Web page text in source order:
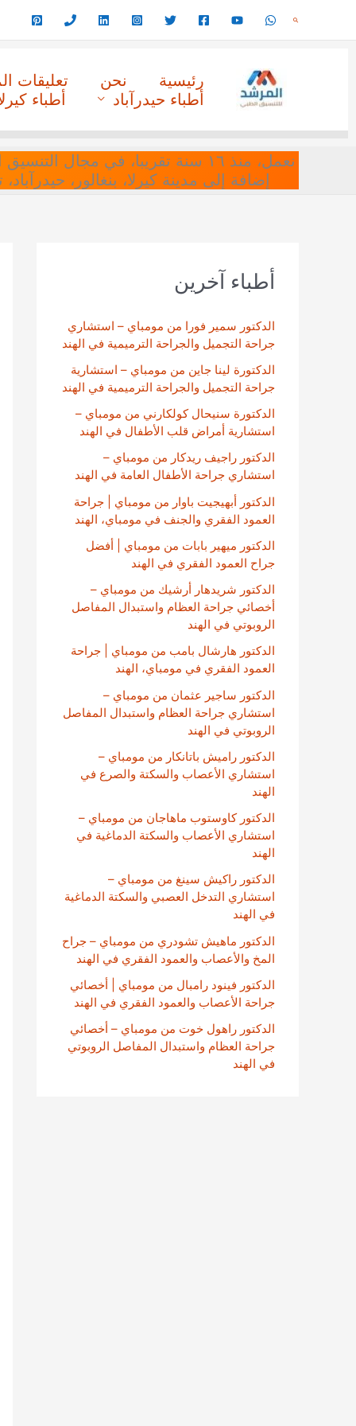
البحث
رئيسية نحن
تعليقات
أطباء حيدرآباد
أطباء
نعمل، منذ ١٦ سنة تقريبا، في
إضافة إلى مدينة كيرلا، بنغالور،
أطباء آخرين
الدكتور سمير فورا من مومباي – استشاري
جراحة التجميل والجراحة الترميمية في الهند
الدكتورة لينا جاين من مومباي – استشارية
جراحة التجميل والجراحة الترميمية في الهند
الدكتورة سنيحال كولكارني من مومباي –
استشارية أمراض قلب الأطفال في الهند
الدكتور راجيف ريدكار من مومباي –
استشاري جراحة الأطفال العامة في الهند
الدكتور أبهيجيت باوار من مومباي | جراحة
العمود الفقري والجنف في مومباي، الهند
الدكتور ميهير بابات من مومباي | أفضل
جراح العمود الفقري في الهند
الدكتور شريدهار أرشيك من مومباي –
أخصائي جراحة العظام واستبدال المفاصل
الروبوتي في الهند
الدكتور هارشال بامب من مومباي | جراحة
العمود الفقري في مومباي، الهند
الدكتور ساجير عثمان من مومباي –
استشاري جراحة العظام واستبدال المفاصل
الروبوتي في الهند
الدكتور راميش باتانكار من مومباي –
استشاري الأعصاب والسكتة والصرع في
الهند
الدكتور كاوستوب ماهاجان من مومباي –
استشاري الأعصاب والسكتة الدماغية في
الهند
الدكتور راكيش سينغ من مومباي –
استشاري التدخل العصبي والسكتة الدماغية
في الهند
الدكتور ماهيش تشودري من مومباي – جراح
المخ والأعصاب والعمود الفقري في الهند
الدكتور فينود رامبال من مومباي | أخصائي
جراحة الأعصاب والعمود الفقري في الهند
الدكتور راهول خوت من مومباي – أخصائي
جراحة العظام واستبدال المفاصل الروبوتي
في الهند